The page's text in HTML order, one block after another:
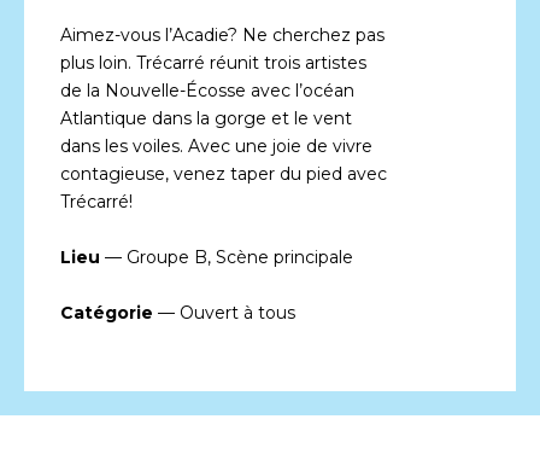
Aimez-vous l’Acadie? Ne cherchez pas
plus loin. Trécarré réunit trois artistes
de la Nouvelle-Écosse avec l’océan
Atlantique dans la gorge et le vent
dans les voiles. Avec une joie de vivre
contagieuse, venez taper du pied avec
Trécarré!
Lieu — Groupe B, Scène principale
Catégorie — Ouvert à tous